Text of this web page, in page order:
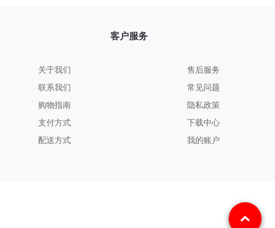
客户服务
关于我们
联系我们
购物指南
支付方式
配送方式
售后服务
常见问题
隐私政策
下载中心
我的账户